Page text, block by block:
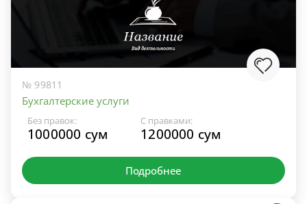
№ 99811
Бухгалтерские услуги
Без правок:
1000000 сум
С правками:
1200000 сум
Подробнее